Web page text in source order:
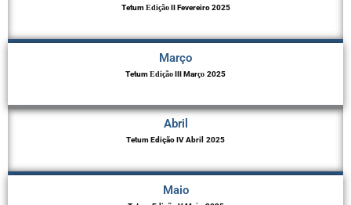
TetumEdiçãoII Fevereiro 2025
Março
TetumEdiçãoIII Março 2025
Abril
Tetum Edição IV Abril 2025
Maio